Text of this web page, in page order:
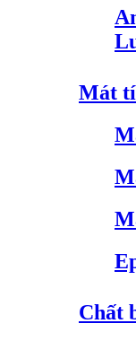
Mát
Chất